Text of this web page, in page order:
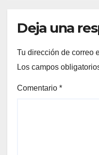
Deja una
Tu dirección de correo
Los campos
Comentario *